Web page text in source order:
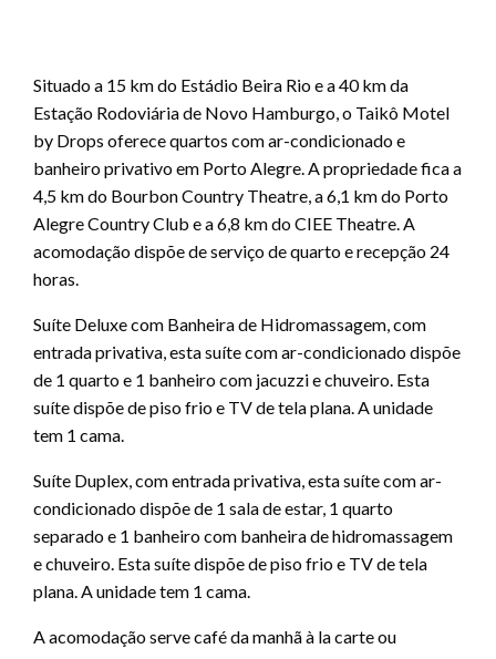
Situado a 15 km do Estádio Beira Rio e a 40 km da
Estação Rodoviária de Novo Hamburgo, o Taikô Motel
by Drops oferece quartos com ar-condicionado e
banheiro privativo em Porto Alegre. A propriedade fica a
4,5 km do Bourbon Country Theatre, a 6,1 km do Porto
Alegre Country Club e a 6,8 km do CIEE Theatre. A
acomodação dispõe de serviço de quarto e recepção 24
horas.
Suíte Deluxe com Banheira de Hidromassagem, com
entrada privativa, esta suíte com ar-condicionado dispõe
de 1 quarto e 1 banheiro com jacuzzi e chuveiro. Esta
suíte dispõe de piso frio e TV de tela plana. A unidade
tem 1 cama.
Suíte Duplex, com entrada privativa, esta suíte com ar-
condicionado dispõe de 1 sala de estar, 1 quarto
separado e 1 banheiro com banheira de hidromassagem
e chuveiro. Esta suíte dispõe de piso frio e TV de tela
plana. A unidade tem 1 cama.
A acomodação serve café da manhã à la carte ou